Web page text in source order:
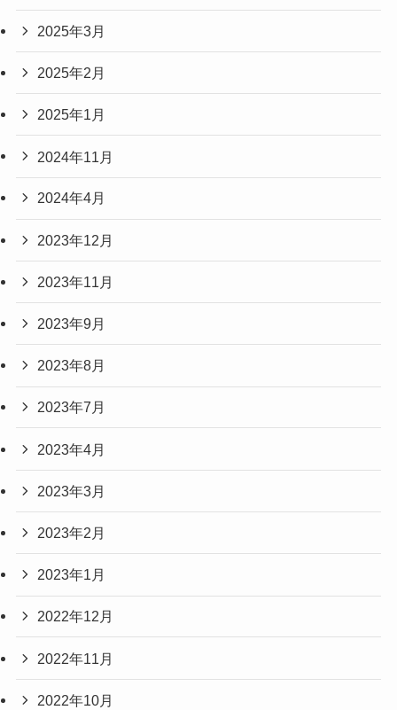
2025年3月
2025年2月
2025年1月
2024年11月
2024年4月
2023年12月
2023年11月
2023年9月
2023年8月
2023年7月
2023年4月
2023年3月
2023年2月
2023年1月
2022年12月
2022年11月
2022年10月